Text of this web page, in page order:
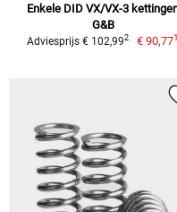
Enkele DID VX/VX-3
G&B
Adviesprijs € 102,992 € 90,771